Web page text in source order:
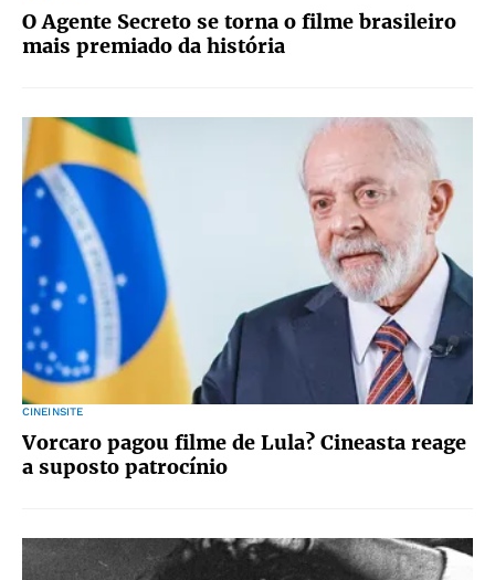
O Agente Secreto se torna o filme brasileiro
mais premiado da história
CINEINSITE
Vorcaro pagou filme de Lula? Cineasta reage
a suposto patrocínio